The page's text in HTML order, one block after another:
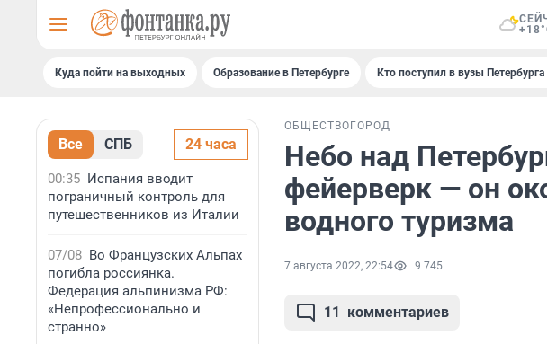
Куда пойти на выходных Образование в Петербурге Кто поступил в вузы
Все СПБ 24 часа
00:35 Испания вводит
пограничный контроль для
путешественников из Италии
07/08 Во Французских Альпах
погибла россиянка.
Федерация альпинизма РФ:
«Непрофессионально и
странно»
ОБЩЕСТВО ГОРОД
Небо над
фейерверк — он
водного туризма
7 августа 2022, 22:54 9 745
11 комментариев